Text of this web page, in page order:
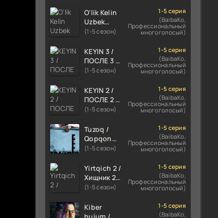
HIND KINO
2024
TARJIMA
Skachat
O'lik Kelin
Uzbek
tilida 2023
Tarjima
kino
skachat
(1-5 сезон)
1-5 серия
(BaibaKo,
Профессиональный
многоголосый)
KEYIN 3 /
ПОСЛЕ 3 /
AFTER 3
FILM
UZBEK
TILIDA
TARJIMA
FILM HD
(1-5 сезон)
1-5 серия
(BaibaKo,
Профессиональный
многоголосый)
KEYIN 2 /
ПОСЛЕ 2 /
AFTER 2
FILM
UZBEK
TILIDA
TARJIMA
FILM HD
(1-5 сезон)
1-5 серия
(BaibaKo,
Профессиональный
многоголосый)
Tuzoq /
Qopqon
Hind
2016 Uzbek
tilida
tarjima film
(1-5 сезон)
1-5 серия
(BaibaKo,
Профессиональный
многоголосый)
Yirtqich 2 /
Хищник 2
Xishnik
tilida 2018-
2024
(1-5 сезон)
1-5 серия
(BaibaKo,
Профессиональный
многоголосый)
Kiber
1-5 серия
(BaibaKo,